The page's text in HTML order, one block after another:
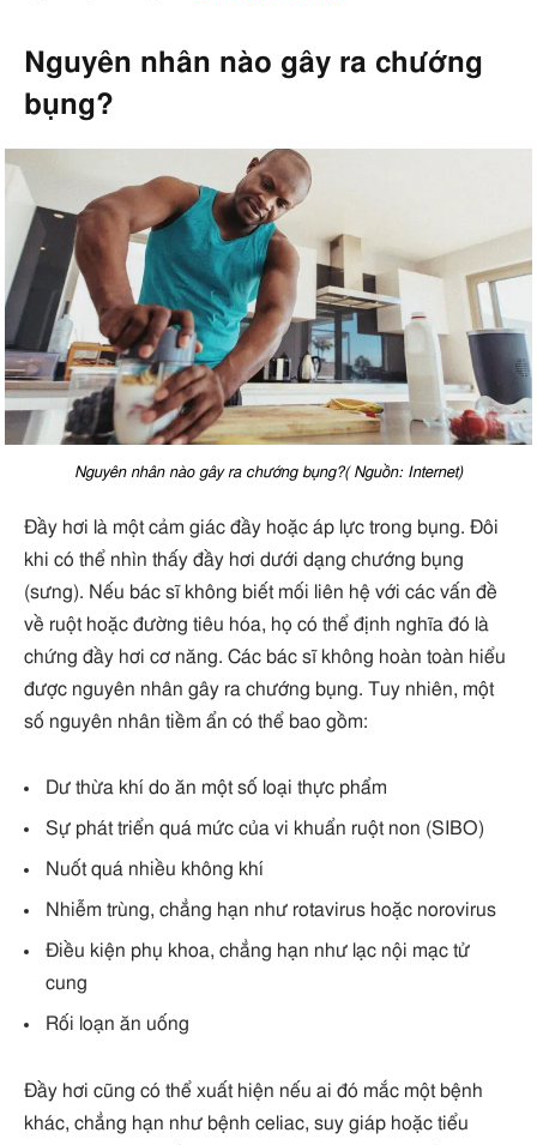
Nguyên nhân nào gây ra chướng
bụng?
Nguyên nhân nào gây ra chướng bụng?( Nguồn: Internet)
Đầy hơi là một cảm giác đầy hoặc áp lực trong bụng. Đôi
khi có thể nhìn thấy đầy hơi dưới dạng chướng bụng
(sưng). Nếu bác sĩ không biết mối liên hệ với các vấn đề
về ruột hoặc đường tiêu hóa, họ có thể định nghĩa đó là
chứng đầy hơi cơ năng. Các bác sĩ không hoàn toàn hiểu
được nguyên nhân gây ra chướng bụng. Tuy nhiên, một
số nguyên nhân tiềm ẩn có thể bao gồm:
Dư thừa khí do ăn một số loại thực phẩm
Sự phát triển quá mức của vi khuẩn ruột non (SIBO)
Nuốt quá nhiều không khí
Nhiễm trùng, chẳng hạn như rotavirus hoặc norovirus
Điều kiện phụ khoa, chẳng hạn như lạc nội mạc tử
cung
Rối loạn ăn uống
Đầy hơi cũng có thể xuất hiện nếu ai đó mắc một bệnh
khác, chẳng hạn như bệnh celiac, suy giáp hoặc tiểu